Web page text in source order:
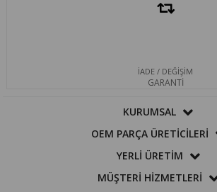
İADE / DEĞİŞİM
GARANTİ
KURUMSAL
OEM PARÇA ÜRETİCİLERİ
YERLİ ÜRETİM
MÜŞTERİ HİZMETLERİ